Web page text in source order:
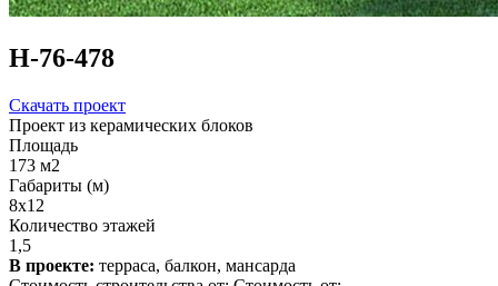
Н-76-478
Скачать проект
Проект из керамических блоков
Площадь
173 м2
Габариты (м)
8х12
Количество этажей
1,5
В проекте: терраса, балкон, мансарда